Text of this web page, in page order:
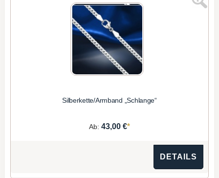
Silberkette/Armband „Schlange“
Ab: 43,00 €*
DETAILS